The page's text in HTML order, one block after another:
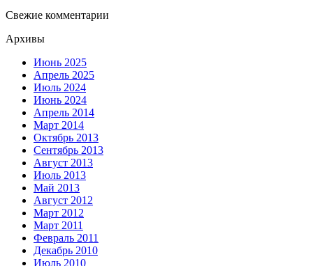
Свежие комментарии
Архивы
Июнь 2025
Апрель 2025
Июль 2024
Июнь 2024
Апрель 2014
Март 2014
Октябрь 2013
Сентябрь 2013
Август 2013
Июль 2013
Май 2013
Август 2012
Март 2012
Март 2011
Февраль 2011
Декабрь 2010
Июль 2010